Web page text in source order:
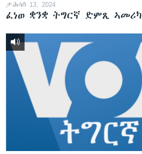
ታሕሳስ 13, 2024
ፈነወ ቋንቋ ትግርኛ ድምጺ ኣመሪካ